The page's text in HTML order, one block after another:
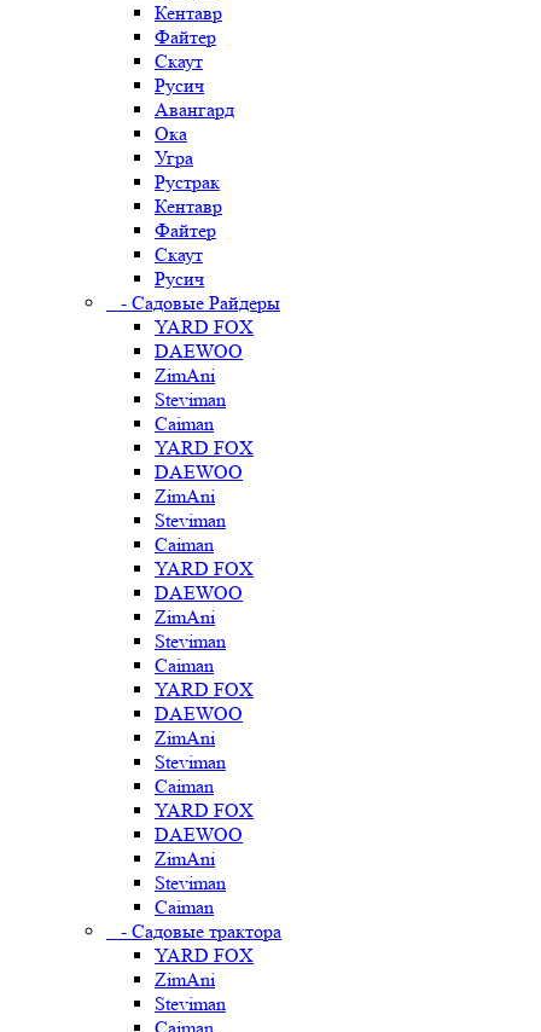
Кентавр
Файтер
Скаут
Русич
Авангард
Ока
Угра
Рустрак
Кентавр
Файтер
Скаут
Русич
- Садовые Райдеры
YARD FOX
DAEWOO
ZimAni
Steviman
Caiman
YARD FOX
DAEWOO
ZimAni
Steviman
Caiman
YARD FOX
DAEWOO
ZimAni
Steviman
Caiman
YARD FOX
DAEWOO
ZimAni
Steviman
Caiman
YARD FOX
DAEWOO
ZimAni
Steviman
Caiman
- Садовые трактора
YARD FOX
ZimAni
Steviman